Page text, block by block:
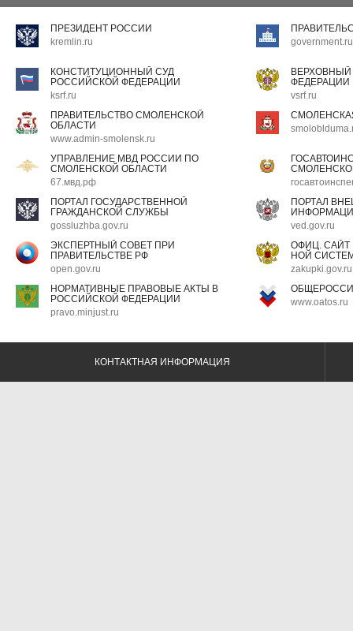
ПРЕЗИДЕНТ РОССИИ
kremlin.ru
government.ru
КОНСТИТУЦИОННЫЙ СУД
РОССИЙСКОЙ ФЕДЕРАЦИИ
ksrf.ru
ФЕДЕРАЦИИ
vsrf.ru
ПРАВИТЕЛЬСТВО СМОЛЕНСКОЙ
ОБЛАСТИ
www.admin-smolensk.ru
УПРАВЛЕНИЕ МВД РОССИИ ПО
СМОЛЕНСКОЙ ОБЛАСТИ
67.мвд.рф
ПОРТАЛ ГОСУДАРСТВЕННОЙ
ГРАЖДАНСКОЙ СЛУЖБЫ
gossluzhba.gov.ru
ПОРТАЛ
ved.gov.ru
ЭКСПЕРТНЫЙ СОВЕТ ПРИ
ПРАВИТЕЛЬСТВЕ РФ
open.gov.ru
ОФИЦ.
НОЙ
zakupki.gov.ru
НОРМАТИВНЫЕ ПРАВОВЫЕ АКТЫ В
РОССИЙСКОЙ ФЕДЕРАЦИИ
pravo.minjust.ru
www.oatos.ru
КОНТАКТНАЯ ИНФОРМАЦИЯ